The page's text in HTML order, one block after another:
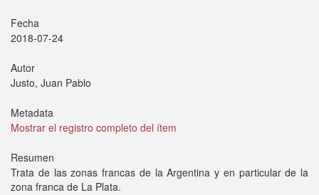
Fecha
2018-07-24
Autor
Justo, Juan Pablo
Metadata
Mostrar el registro completo del ítem
Resumen
Trata de las zonas francas de la Argentina y en particular de la
zona franca de La Plata.